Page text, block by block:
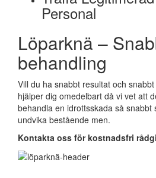
Personal
Löparknä –
behandling
Vill du ha snabbt resultat och
hjälper dig omedelbart då vi vet att
behandla en idrottsskada så snabbt
undvika bestående men.
Kontakta oss för kostnadsfri